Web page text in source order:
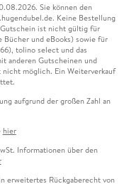
Sie können den
Keine Bestellung
ist nicht gültig für
und eBooks) sowie für
tolino select und das
anderen Gutscheinen und
nicht möglich. Ein Weiterverkauf
aufgrund der großen Zahl an
hier
Informationen über den
erweitertes Rückgaberecht von